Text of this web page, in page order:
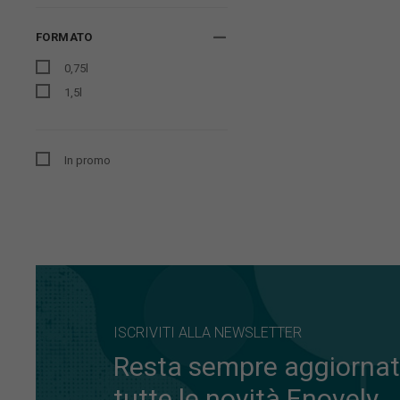
FORMATO
0,75l
1,5l
In promo
ISCRIVITI ALLA NEWSLETTER
Resta sempre